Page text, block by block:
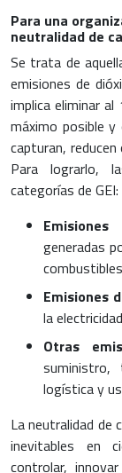
Para una
neutralidad de
Se trata de
emisiones de
implica eliminar
máximo posible
capturan,
Para lograrlo,
categorías de GEI:
generadas
Emisiones
la
Otras
suministro,
logística y
La neutralidad de
inevitables en
controlar,